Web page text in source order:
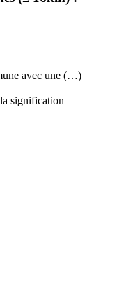
avec une (…)
signification